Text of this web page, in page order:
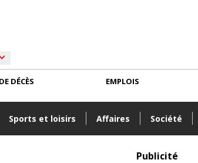
Sports et loisirs Affaires Société
DÉCÈS EMPLOIS
Publicité